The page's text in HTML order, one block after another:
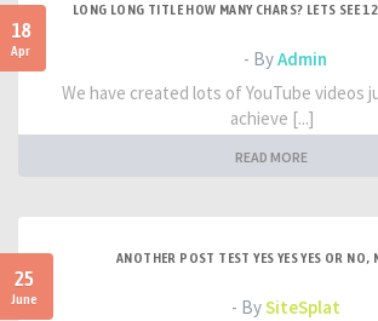
18
Apr
LONG LONG TITLE HOW MANY CHARS? LETS SEE
- ByAdmin
We have created lots of YouTube videos
achieve [...]
READ MORE
25
June
ANOTHER POST TEST YES YES YES OR NO,
- BySiteSplat